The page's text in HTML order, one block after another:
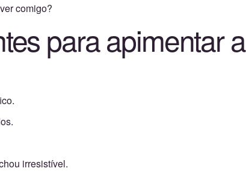
comigo?
para apimentar a
irresistível.